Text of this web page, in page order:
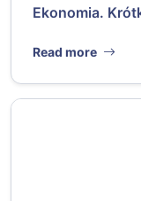
Ekonomia.
Read more